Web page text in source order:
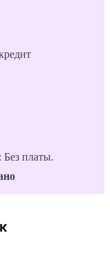
Без платы.